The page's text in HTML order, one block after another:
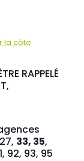
RAPPELÉ
33, 35,
92, 93, 95